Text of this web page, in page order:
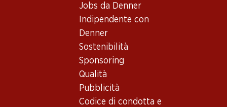
Jobs da Denner
Indipendente con
Denner
Sostenibilità
Sponsoring
Qualità
Pubblicità
Codice di condotta e
Riserva Ticino DOC
2023
6 Prodotti